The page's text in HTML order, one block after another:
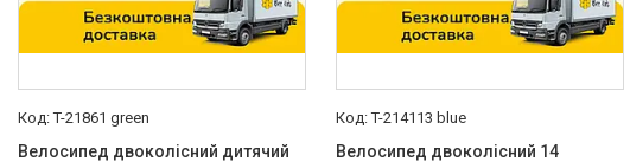
Зелений 4
Рожевий 1
Ще 2
T-21861 green
Велосипед двоколісний дитячий
T-214113 blue
Велосипед двоколісний 14